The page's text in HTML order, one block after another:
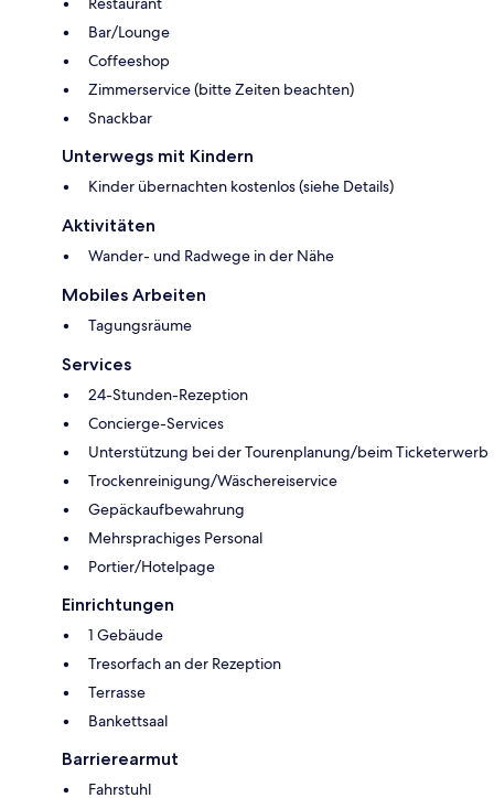
Bar/Lounge
Coffeeshop
Zimmerservice (bitte Zeiten beachten)
Snackbar
Unterwegs mit Kindern
Kinder übernachten kostenlos (siehe Details)
Aktivitäten
Wander- und Radwege in der Nähe
Mobiles Arbeiten
Tagungsräume
Services
24-Stunden-Rezeption
Concierge-Services
Unterstützung bei der Tourenplanung/beim Ticketerwerb
Trockenreinigung/Wäschereiservice
Gepäckaufbewahrung
Mehrsprachiges Personal
Portier/Hotelpage
Einrichtungen
1 Gebäude
Tresorfach an der Rezeption
Terrasse
Bankettsaal
Barrierearmut
Fahrstuhl